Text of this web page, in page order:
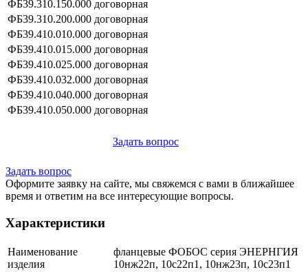
ФБ39.310.150.000 договорная
ФБ39.310.200.000 договорная
ФБ39.410.010.000 договорная
ФБ39.410.015.000 договорная
ФБ39.410.025.000 договорная
ФБ39.410.032.000 договорная
ФБ39.410.040.000 договорная
ФБ39.410.050.000 договорная
Задать вопрос
Задать вопрос
Оформите заявку на сайте, мы свяжемся с вами в ближайшее
время и ответим на все интересующие вопросы.
Характеристики
Наименование
изделия
фланцевые ФОБОС серия ЭНЕРНГИЯ
10нж22п, 10с22п1, 10нж23п, 10с23п1